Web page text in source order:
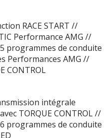
RACE START //
Performance AMG //
5 programmes de conduite
Performances AMG //
CONTROL
intégrale
TORQUE CONTROL //
6 programmes de conduite